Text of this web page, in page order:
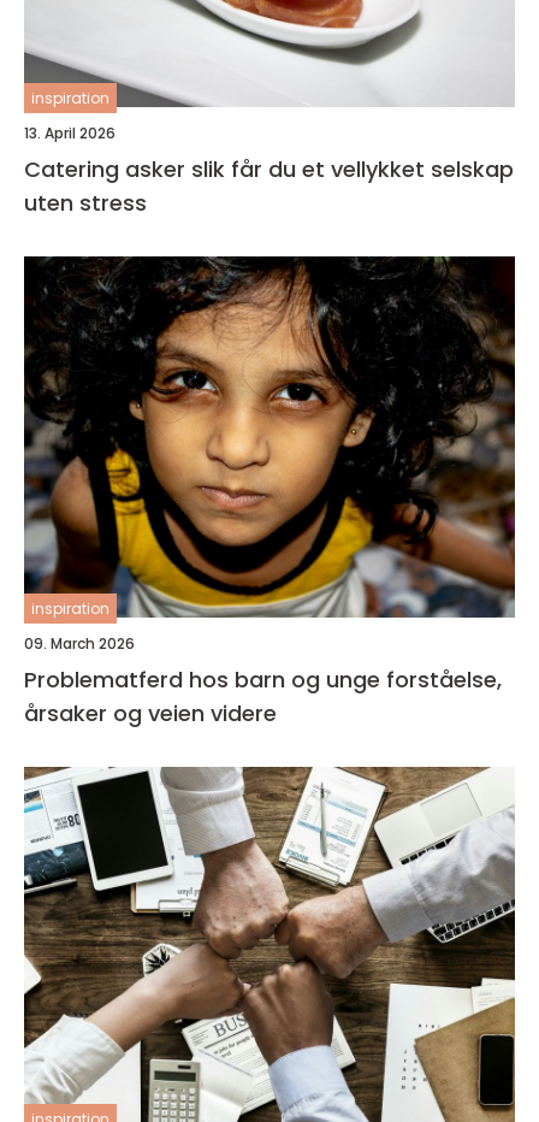
inspiration
13. April 2026
Catering asker slik får du et vellykket selskap
uten stress
inspiration
09. March 2026
Problematferd hos barn og unge forståelse,
årsaker og veien videre